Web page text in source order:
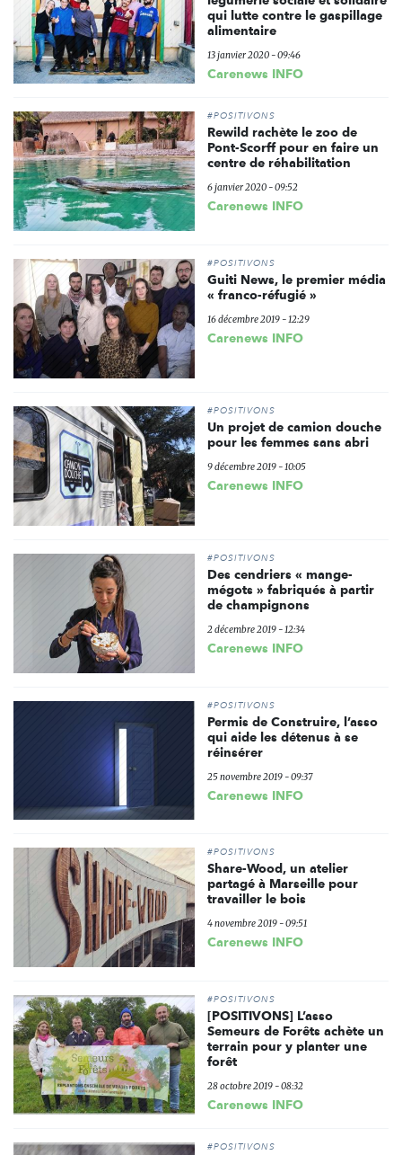
qui lutte contre le gaspillage
alimentaire
13 janvier 2020 - 09:46
Carenews INFO
#POSITIVONS
Rewild rachète le zoo de
Pont-Scorff pour en faire un
centre de réhabilitation
6 janvier 2020 - 09:52
Carenews INFO
#POSITIVONS
Guiti News, le premier média
« franco-réfugié »
16 décembre 2019 - 12:29
Carenews INFO
#POSITIVONS
Un projet de camion douche
pour les femmes sans abri
9 décembre 2019 - 10:05
Carenews INFO
#POSITIVONS
Des cendriers « mange-
mégots » fabriqués à partir
de champignons
2 décembre 2019 - 12:34
Carenews INFO
#POSITIVONS
Permis de Construire, l’asso
qui aide les détenus à se
réinsérer
25 novembre 2019 - 09:37
Carenews INFO
#POSITIVONS
Share-Wood, un atelier
partagé à Marseille pour
travailler le bois
4 novembre 2019 - 09:51
Carenews INFO
#POSITIVONS
[POSITIVONS] L’asso
Semeurs de Forêts achète un
terrain pour y planter une
forêt
28 octobre 2019 - 08:32
Carenews INFO
#POSITIVONS